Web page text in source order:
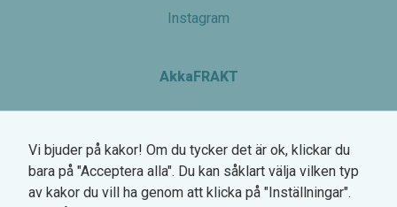
Instagram
AkkaFRAKT
Växel: 0770-780 700
Hemsögatan 6
211 24 Malmö
Vi bjuder på kakor! Om du tycker det är ok, klickar du
bara på "Acceptera alla". Du kan såklart välja vilken typ
av kakor du vill ha genom att klicka på "Inställningar".
så bra som
besök. Om
du nekar de
funktionalitet
att försvinna
från
hemsidan.